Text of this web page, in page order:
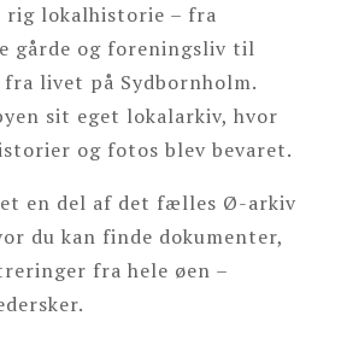
rig lokalhistorie – fra
gårde og foreningsliv til
livet på Sydbornholm.
sit eget lokalarkiv, hvor
og fotos blev bevaret.
en del af det fælles Ø-arkiv
du kan finde dokumenter,
fra hele øen –